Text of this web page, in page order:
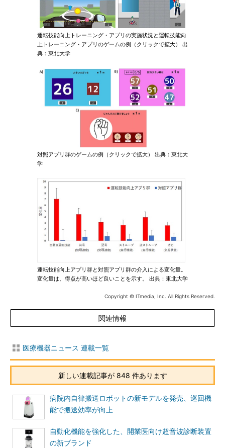
運転技能向上トレーニング・アプリの実施状況と運転技能向
上トレーニング・アプリのゲームの例（クリックで拡大） 出
典：東北大学
対照アプリ群のゲームの例（クリックで拡大） 出典：東北大
学
運転技能向上アプリ群と対照アプリ群の介入による変化量。
変化量は、得点が高いほど良いことを示す。 出典：東北大学
Copyright © ITmedia, Inc. All Rights Reserved.
関連情報
医療機器ニュース 連載一覧
新しい連載記事が 848 件あります
病院内自律搬送ロボットの新モデルを発売、巡回機
能で搬送効率が向上
自動化機能を強化した、開業医向け超音波診断装置
の新ブランド